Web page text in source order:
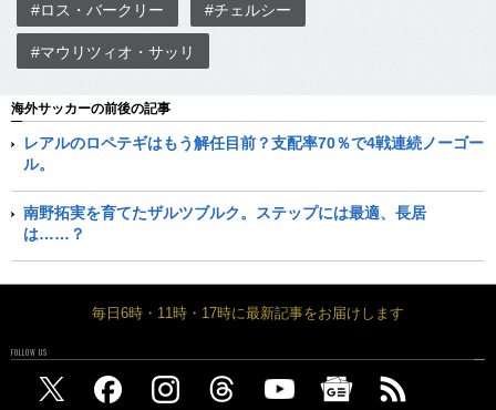
#ロス・バークリー #チェルシー
#マウリツィオ・サッリ
海外サッカーの前後の記事
レアルのロペテギはもう解任目前？支配率70％で4戦連続ノーゴー
ル。
南野拓実を育てたザルツブルク。ステップには最適、長居
は……？
毎日6時・11時・17時に最新記事をお届けします
FOLLOW US